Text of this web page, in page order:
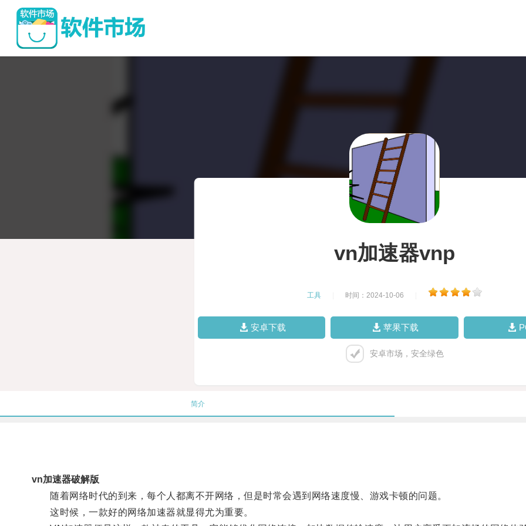
vn加速器vnp
工具 时间：2024-10-06
安卓下载 苹果下载
安卓市场，安全绿色
简介
vn加速器破解版
随着网络时代的到来，每个人都离不开网络，但是时常会遇到网络速度慢、游戏卡顿的问题。
这时候，一款好的网络加速器就显得尤为重要。